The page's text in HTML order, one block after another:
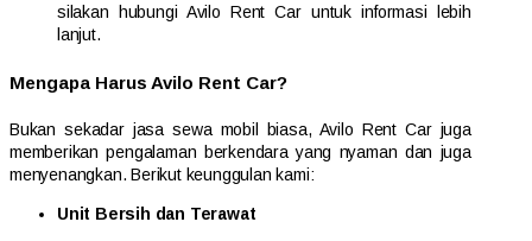
silakan hubungi Avilo Rent Car untuk informasi lebih
lanjut.
Mengapa Harus Avilo Rent Car?
Bukan sekadar jasa sewa mobil biasa, Avilo Rent Car juga
memberikan pengalaman berkendara yang nyaman dan juga
menyenangkan. Berikut keunggulan kami:
Unit Bersih dan Terawat